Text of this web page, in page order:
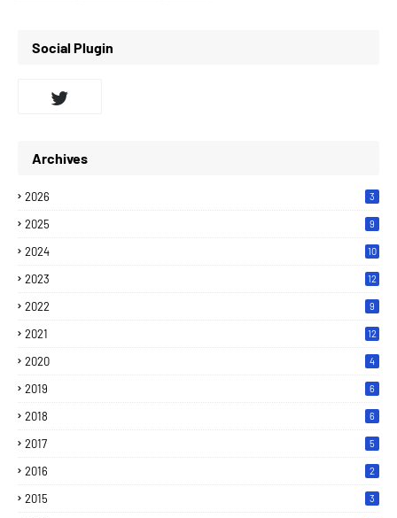
Social Plugin
Archives
2026 3
2025 9
2024 10
2023 12
2022 9
2021 12
2020 4
2019 6
2018 6
2017 5
2016 2
2015 3